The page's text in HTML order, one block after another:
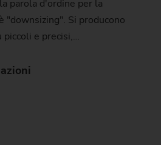
parola d'ordine per la
"downsizing". Si producono
piccoli e precisi,…